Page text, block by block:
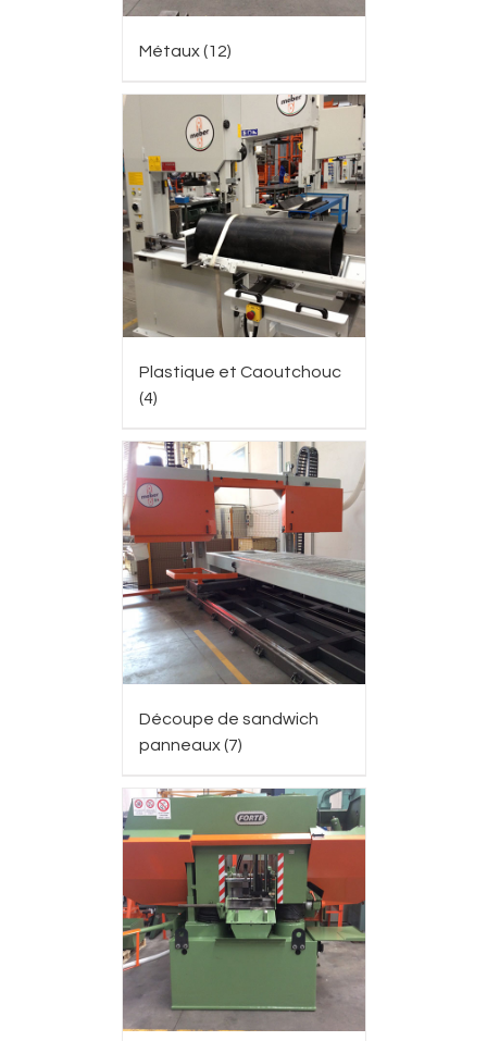
Métaux(12)
Plastique et Caoutchouc
(4)
Découpe de sandwich
panneaux(7)